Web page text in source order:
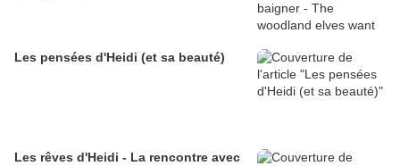
Les pensées d'Heidi (et sa beauté)
Les rêves d'Heidi - La rencontre avec